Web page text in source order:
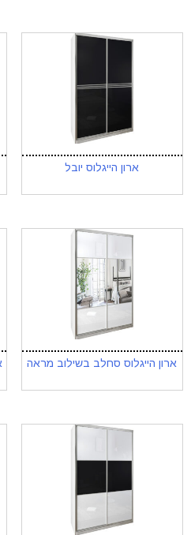
ארון הייגלוס יובל
ארון הייגלוס סחלב בשילוב מראה